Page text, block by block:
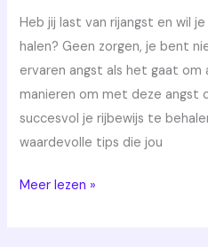
Heb jij last van rijangst en wil
halen? Geen zorgen, je bent
ervaren angst als het gaat om
manieren om met deze angst
succesvol je rijbewijs te
waardevolle tips die jou
Meer lezen »